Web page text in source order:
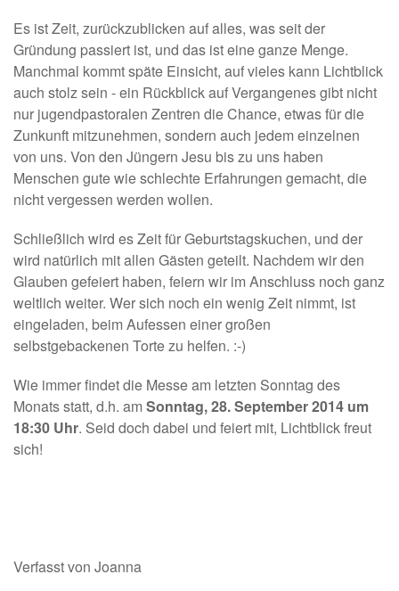
Es ist Zeit, zurückzublicken auf alles, was seit der
Gründung passiert ist, und das ist eine ganze Menge.
Manchmal kommt späte Einsicht, auf vieles kann Lichtblick
auch stolz sein - ein Rückblick auf Vergangenes gibt nicht
nur jugendpastoralen Zentren die Chance, etwas für die
Zunkunft mitzunehmen, sondern auch jedem einzelnen
von uns. Von den Jüngern Jesu bis zu uns haben
Menschen gute wie schlechte Erfahrungen gemacht, die
nicht vergessen werden wollen.
Schließlich wird es Zeit für Geburtstagskuchen, und der
wird natürlich mit allen Gästen geteilt. Nachdem wir den
Glauben gefeiert haben, feiern wir im Anschluss noch ganz
weltlich weiter. Wer sich noch ein wenig Zeit nimmt, ist
eingeladen, beim Aufessen einer großen
selbstgebackenen Torte zu helfen. :-)
Wie immer findet die Messe am letzten Sonntag des
Monats statt, d.h. amSonntag, 28. September 2014 um
18:30 Uhr. Seid doch dabei und feiert mit, Lichtblick freut
sich!
Verfasst von Joanna